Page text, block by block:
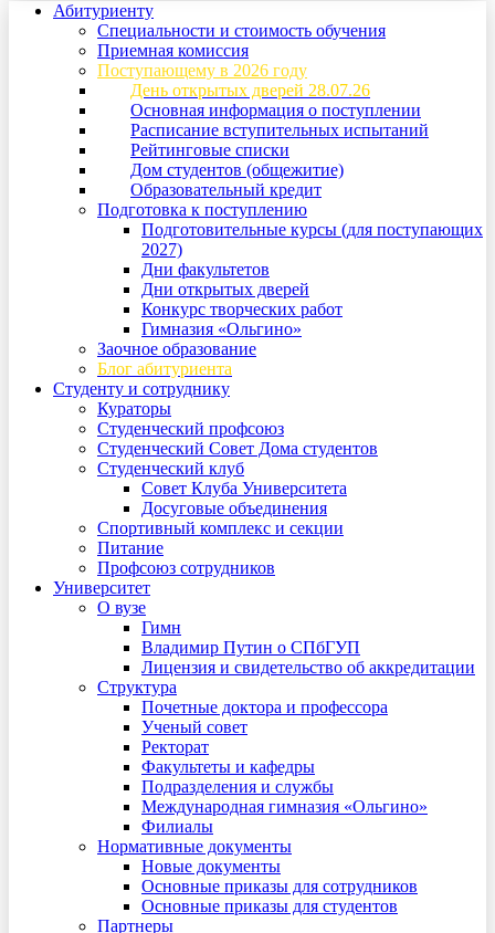
Абитуриенту
Специальности и стоимость обучения
Приемная комиссия
Поступающему в 2026 году
День открытых дверей 28.07.26
Основная информация о поступлении
Расписание вступительных испытаний
Рейтинговые списки
Дом студентов (общежитие)
Образовательный кредит
Подготовка к поступлению
Подготовительные курсы (для поступающих
2027)
Дни факультетов
Дни открытых дверей
Конкурс творческих работ
Гимназия «Ольгино»
Заочное образование
Блог абитуриента
Студенту и сотруднику
Кураторы
Студенческий профсоюз
Студенческий Совет Дома студентов
Студенческий клуб
Совет Клуба Университета
Досуговые объединения
Спортивный комплекс и секции
Питание
Профсоюз сотрудников
Университет
О вузе
Гимн
Владимир Путин о СПбГУП
Лицензия и свидетельство об аккредитации
Структура
Почетные доктора и профессора
Ученый совет
Ректорат
Факультеты и кафедры
Подразделения и службы
Международная гимназия «Ольгино»
Филиалы
Нормативные документы
Новые документы
Основные приказы для сотрудников
Основные приказы для студентов
Партнеры